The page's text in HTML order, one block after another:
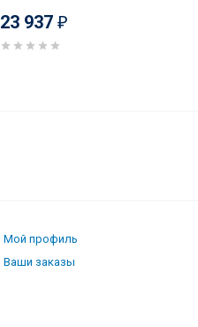
23 937 ₽
Мой профиль
Ваши заказы